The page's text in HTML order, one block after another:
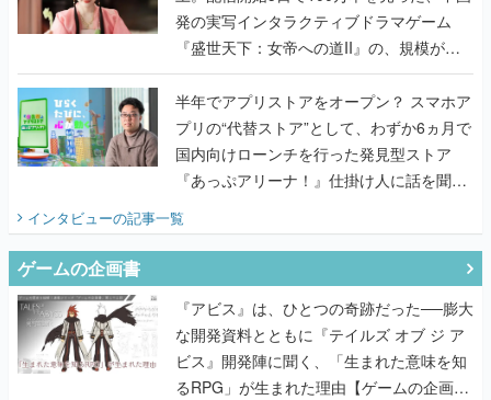
発の実写インタラクティブドラマゲーム
『盛世天下：女帝への道II』の、規模が違
うこだわりをプロデューサーに聞いた
半年でアプリストアをオープン？ スマホア
プリの“代替ストア”として、わずか6ヵ月で
国内向けローンチを行った発見型ストア
『あっぷアリーナ！』仕掛け人に話を聞い
インタビューの記事一覧
ゲームの企画書
『アビス』は、ひとつの奇跡だった──膨大
な開発資料とともに『テイルズ オブ ジ ア
ビス』開発陣に聞く、「生まれた意味を知
るRPG」が生まれた理由【ゲームの企画